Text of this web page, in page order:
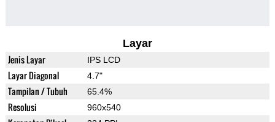
Layar
Jenis Layar IPS LCD
Layar Diagonal 4.7"
Tampilan / Tubuh 65.4%
Resolusi 960x540